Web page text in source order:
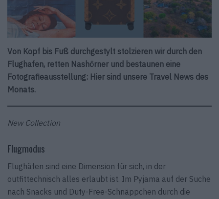
Von Kopf bis Fuß durchgestylt stolzieren wir durch den
Flughafen, retten Nashörner und bestaunen eine
Fotografieausstellung: Hier sind unsere Travel News des
Monats.
New Collection
Flugmodus
Flughäfen sind eine Dimension für sich, in der
outfittechnisch alles erlaubt ist. Im Pyjama auf der Suche
nach Snacks und Duty-Free-Schnäppchen durch die